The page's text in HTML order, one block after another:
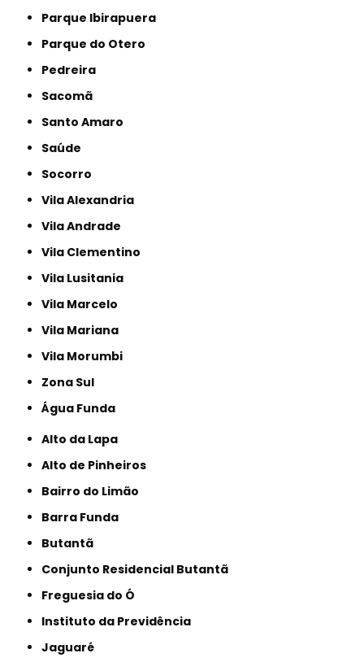
Parque Ibirapuera
Parque do Otero
Pedreira
Sacomã
Santo Amaro
Saúde
Socorro
Vila Alexandria
Vila Andrade
Vila Clementino
Vila Lusitania
Vila Marcelo
Vila Mariana
Vila Morumbi
Zona Sul
Água Funda
Alto da Lapa
Alto de Pinheiros
Bairro do Limão
Barra Funda
Butantã
Conjunto Residencial Butantã
Freguesia do Ó
Instituto da Previdência
Jaguaré